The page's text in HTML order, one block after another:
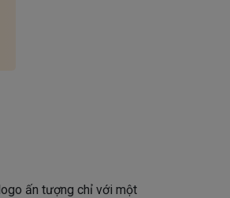
ấn tượng chỉ với một